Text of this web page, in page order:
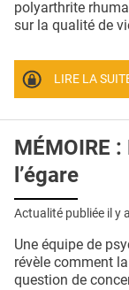
PUBLICITÉ
CONTACT
polyarthrite
sur la qualité de
LIRE LA
MÉMOIRE
l’égare
Actualité publiée il y a
Une équipe de
révèle comment
question de